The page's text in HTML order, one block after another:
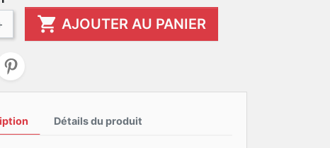
 AJOUTER AU PANIER
Détails du produit